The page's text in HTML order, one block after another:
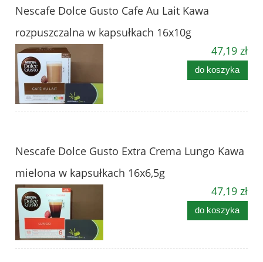
Nescafe Dolce Gusto Cafe Au Lait Kawa
rozpuszczalna w kapsułkach 16x10g
47,19 zł
do koszyka
Nescafe Dolce Gusto Extra Crema Lungo Kawa
mielona w kapsułkach 16x6,5g
47,19 zł
do koszyka